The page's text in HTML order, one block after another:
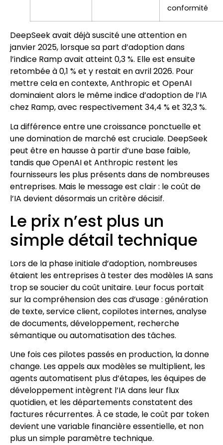
conformité
DeepSeek avait déjà suscité une attention en
janvier 2025, lorsque sa part d’adoption dans
l’indice Ramp avait atteint 0,3 %. Elle est ensuite
retombée à 0,1 % et y restait en avril 2026. Pour
mettre cela en contexte, Anthropic et OpenAI
dominaient alors le même indice d’adoption de l’IA
chez Ramp, avec respectivement 34,4 % et 32,3 %.
La différence entre une croissance ponctuelle et
une domination de marché est cruciale. DeepSeek
peut être en hausse à partir d’une base faible,
tandis que OpenAI et Anthropic restent les
fournisseurs les plus présents dans de nombreuses
entreprises. Mais le message est clair : le coût de
l’IA devient désormais un critère décisif.
Le prix n’est plus un
simple détail technique
Lors de la phase initiale d’adoption, nombreuses
étaient les entreprises à tester des modèles IA sans
trop se soucier du coût unitaire. Leur focus portait
sur la compréhension des cas d’usage : génération
de texte, service client, copilotes internes, analyse
de documents, développement, recherche
sémantique ou automatisation des tâches.
Une fois ces pilotes passés en production, la donne
change. Les appels aux modèles se multiplient, les
agents automatisent plus d’étapes, les équipes de
développement intègrent l’IA dans leur flux
quotidien, et les départements constatent des
factures récurrentes. À ce stade, le coût par token
devient une variable financière essentielle, et non
plus un simple paramètre technique.